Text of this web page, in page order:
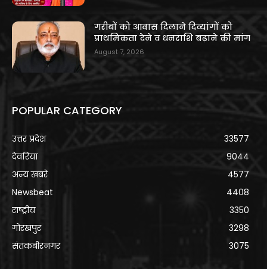
गरीबों को आवास दिलाने दिव्यांगों को
प्राथमिकता देने व धनराशि बढ़ाने की मांग
August 7, 2026
POPULAR CATEGORY
उत्तर प्रदेश
33577
देवरिया
9044
अन्य खबरे
4577
Newsbeat
4408
राष्ट्रीय
3350
गोरखपुर
3298
संतकबीरनगर
3075